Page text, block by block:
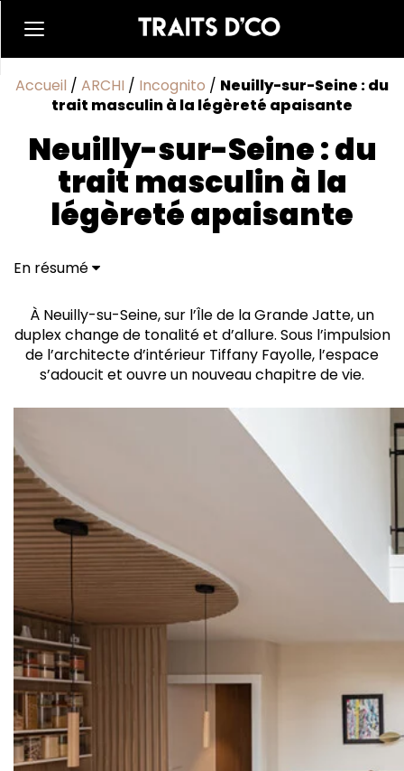
Accueil / ARCHI / Incognito / Neuilly-sur-Seine : du
trait masculin à la légèreté apaisante
Neuilly-sur-Seine : du
trait masculin à la
légèreté apaisante
En résumé
Textiles et matériaux authentiques
À Neuilly-su-Seine, sur l’Île de la Grande Jatte, un
duplex change de tonalité et d’allure. Sous l’impulsion
de l’architecte d’intérieur Tiffany Fayolle, l’espace
s’adoucit et ouvre un nouveau chapitre de vie.